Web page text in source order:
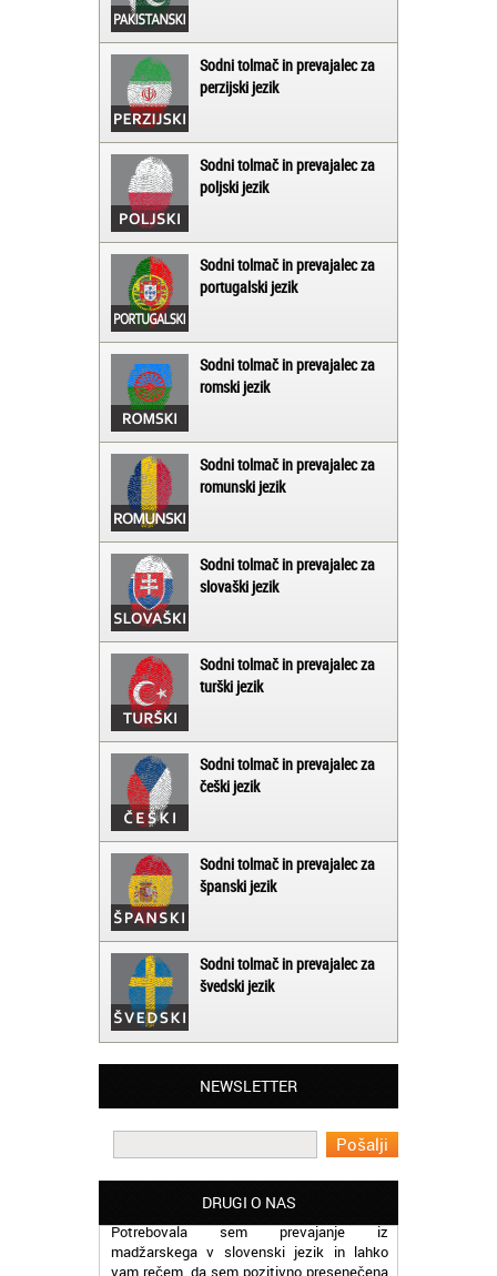
Sodni tolmač in prevajalec za
perzijski jezik
Sodni tolmač in prevajalec za
poljski jezik
Sodni tolmač in prevajalec za
portugalski jezik
Sodni tolmač in prevajalec za
romski jezik
Sodni tolmač in prevajalec za
romunski jezik
Sodni tolmač in prevajalec za
slovaški jezik
Sodni tolmač in prevajalec za
turški jezik
Sodni tolmač in prevajalec za
češki jezik
Sodni tolmač in prevajalec za
španski jezik
Sodni tolmač in prevajalec za
švedski jezik
NEWSLETTER
DRUGI O NAS
Matjaž iz Ajdovščine:
Lahko pohvalim vse zaposlene v Akademiji
Oxford, ker so resnično profesionalni in
Potrebovala sem prevajanje iz
madžarskega v slovenski jezik in lahko
vam rečem, da sem pozitivno presenečena
nad hitrostjo in kakovostjo storitve